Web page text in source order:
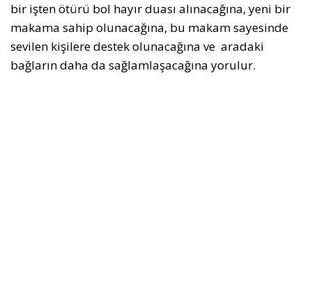
bir işten ötürü bol hayır duası alınacağına, yeni bir
makama sahip olunacağına, bu makam sayesinde
sevilen kişilere destek olunacağına ve aradaki
bağların daha da sağlamlaşacağına yorulur.